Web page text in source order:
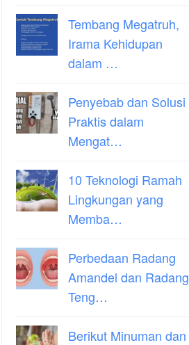
Tembang Megatruh,
Irama Kehidupan
dalam …
Penyebab dan Solusi
Praktis dalam
Mengat…
10 Teknologi Ramah
Lingkungan yang
Memba…
Perbedaan Radang
Amandel dan Radang
Teng…
Berikut Minuman dan